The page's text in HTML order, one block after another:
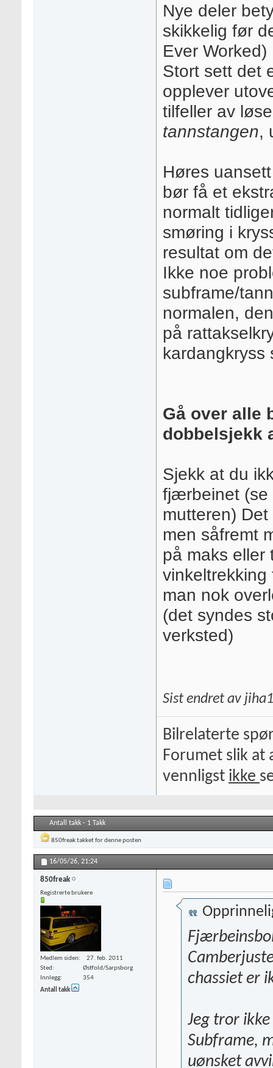
Nye deler
skikkelig før
Ever Worked)
Stort sett det
opplever
tilfeller av
tannstangen,
Høres
bør få et
normalt
smøring i
resultat om
Ikke noe
subframe/
normalen,
på
kardangkryss
Gå over alle
dobbelsjekk
Sjekk at du
fjærbeinet (se
mutteren)
men såfremt
på maks eller
man nok
(det syndes
verksted)
Sist endret av
Bilrelaterte
Forumet slik at
vennligst ikke
Antall takk - 1 Takk
850freaktakket for denne posten
16/05/26, 21:24
850freak
Registrerte brukere
Medlem siden
27. feb. 2011
Sted
Østfold/Sarpsborg
Innlegg
354
Antall takk
chassiet er
Jeg tror
Subframe,
uønsket